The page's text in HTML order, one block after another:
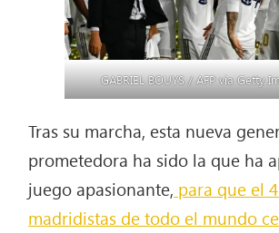
GABRIEL BOUYS / AFP via Getty
Tras su marcha, esta nueva
prometedora ha sido la que ha
juego apasionante, para que el
madridistas de todo el mundo